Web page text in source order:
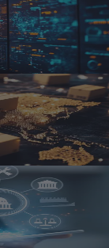
e Ciência
e Logística
O Setor